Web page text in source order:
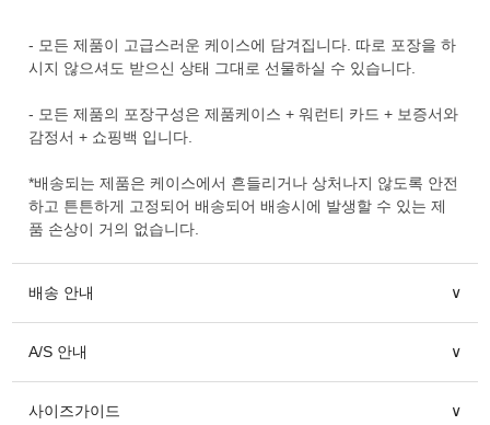
- 모든 제품이 고급스러운 케이스에 담겨집니다. 따로 포장을 하
시지 않으셔도 받으신 상태 그대로 선물하실 수 있습니다.
- 모든 제품의 포장구성은 제품케이스 + 워런티 카드 + 보증서와
감정서 + 쇼핑백 입니다.
*배송되는 제품은 케이스에서 흔들리거나 상처나지 않도록 안전
하고 튼튼하게 고정되어 배송되어 배송시에 발생할 수 있는 제
품 손상이 거의 없습니다.
배송 안내 ∨
A/S 안내 ∨
사이즈가이드 ∨